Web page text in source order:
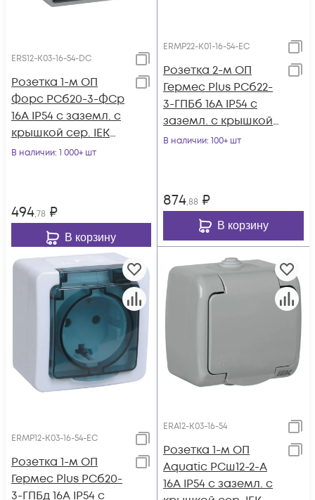
ERS12-K03-16-54-DC
Розетка 1-м ОП
Форс РСб20-3-ФСр
16А IP54 с заземл. с
крышкой сер. IEK
ERS12-K03-16-54-DC
В наличии: 1 000+ шт
494,78 ₽
В корзину
ERMP22-K01-16-54-EC
Розетка 2-м ОП
Гермес Plus РСб22-
3-ГПБб 16А IP54 с
заземл. с крышкой
бел. IEK ERMP22-K01-
В наличии: 100+ шт
874,88 ₽
В корзину
ERMP12-K03-16-54-EC
Розетка 1-м ОП
Гермес Plus РСб20-
3-ГПБд 16А IP54 с
ERA12-K03-16-54
Розетка 1-м ОП
Aquatic РСш12-2-А
16А IP54 с заземл. с